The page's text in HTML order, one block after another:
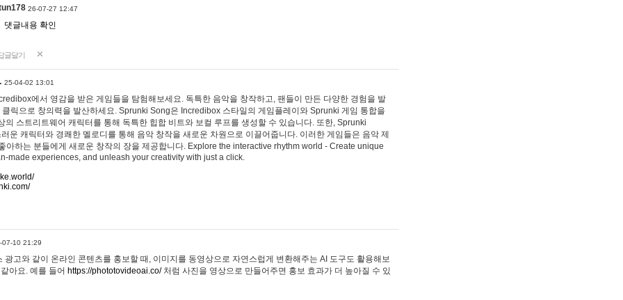
26-07-27 12:47
댓글내용 확인
글달기
25-04-02 13:01
에서 영감을 받은 게임들을 탐험해보세요. 독특한 음악을 창작하고, 팬들이 만든 다양한 경험을 발
클릭으로 창의력을 발산하세요. Sprunki Song은 Incredibox 스타일의 게임플레이와 Sprunki 게임 통합을
의 스트리트웨어 캐릭터를 통해 독특한 힙합 비트와 보컬 루프를 생성할 수 있습니다. 또한, Sprunki
운 캐릭터와 경쾌한 멜로디를 통해 음악 창작을 새로운 차원으로 이끌어줍니다. 이러한 게임들은 음악 제
아하는 분들에게 새로운 창작의 장을 제공합니다. Explore the interactive rhythm world - Create unique
made experiences, and unleash your creativity with just a click.
07-10 21:29
광고와 같이 온라인 콘텐츠를 홍보할 때, 이미지를 동영상으로 자연스럽게 변환해주는 AI 도구도 활용해보
아요. 예를 들어 https://phototovideoai.co/처럼 사진을 영상으로 만들어주면 홍보 효과가 더 높아질 수 있